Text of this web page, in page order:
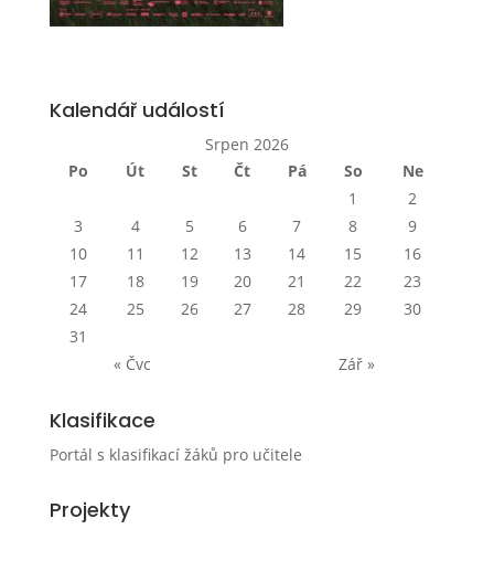
Kalendář událostí
Srpen 2026
Po
Út St Čt Pá So
Ne
1
2
3
4 5 6 7 8
9
10
11 12 13 14 15
16
17
18 19 20 21 22
23
24
25 26 27 28 29
30
31
« Čvc
Zář »
Klasifikace
Portál s klasifikací žáků pro učitele
Projekty